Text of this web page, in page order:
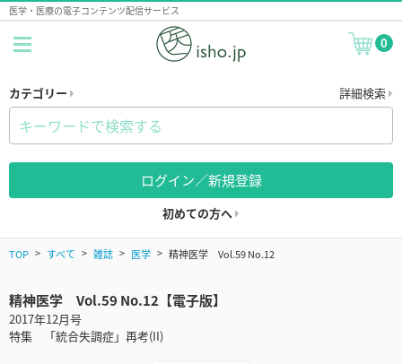
医学・医療の電子コンテンツ配信サービス
0
カテゴリー 詳細検索
ログイン／新規登録
初めての方へ
TOP すべて 雑誌 医学 精神医学 Vol.59 No.12
精神医学 Vol.59 No.12【電子版】
2017年12月号
特集 「統合失調症」再考(II)